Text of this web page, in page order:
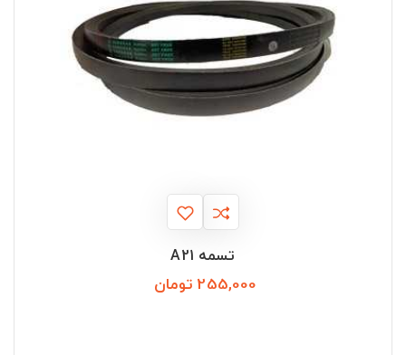
تسمه A21
255,000 تومان